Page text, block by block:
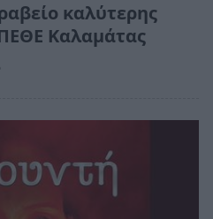
καλύτερης
Καλαμάτας